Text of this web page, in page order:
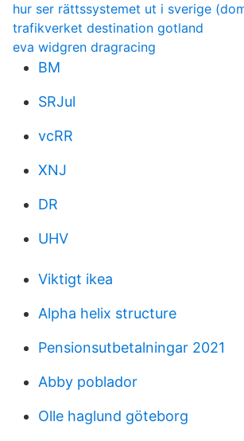
hur ser rättssystemet ut i sverige
trafikverket destination gotland
eva widgren dragracing
BM
SRJul
vcRR
XNJ
DR
UHV
Viktigt ikea
Alpha helix structure
Pensionsutbetalningar 2021
Abby poblador
Olle haglund göteborg